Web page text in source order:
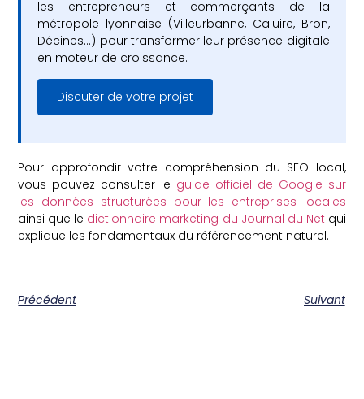
les entrepreneurs et commerçants de la
métropole lyonnaise (Villeurbanne, Caluire, Bron,
Décines…) pour transformer leur présence digitale
en moteur de croissance.
Discuter de votre projet
Pour approfondir votre compréhension du SEO local,
vous pouvez consulter le guide officiel de Google sur
les données structurées pour les entreprises locales
ainsi que le dictionnaire marketing du Journal du Net qui
explique les fondamentaux du référencement naturel.
Précédent Suivant